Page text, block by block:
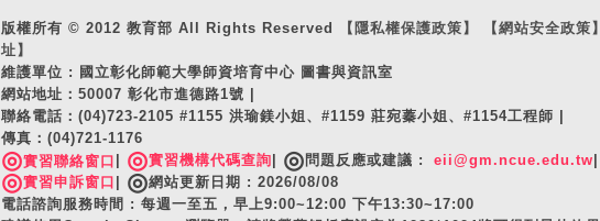
版權所有 © 2012 教育部 All Rights Reserved 【隱私權保護政策】 【網站安全政策】
址】
維護單位 : 國立彰化師範大學師資培育中心 圖書與資訊室
網站地址：50007 彰化市進德路1號 |
聯絡電話：(04)723-2105 #1155 洪瑜鎂小姐、#1159 莊宛蓁小姐、#1154工程師 |
傳真：(04)721-1176
◎實習聯絡窗口 ◎實習機構代碼查詢 ◎問題反應或建議 : eii@gm.ncue.edu.tw
◎實習申訴窗口 ◎網站更新日期 : 2026/08/08
電話諮詢服務時間 : 每週一至五，早上9:00~12:00 下午13:30~17:00